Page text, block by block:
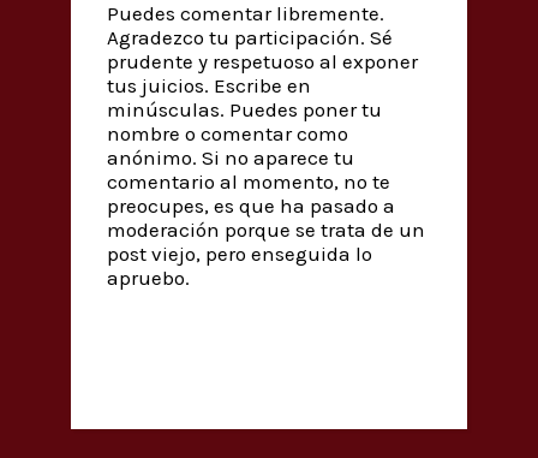
Puedes comentar libremente.
Agradezco tu participación. Sé
prudente y respetuoso al exponer
tus juicios. Escribe en
minúsculas. Puedes poner tu
nombre o comentar como
anónimo. Si no aparece tu
comentario al momento, no te
preocupes, es que ha pasado a
moderación porque se trata de un
post viejo, pero enseguida lo
apruebo.